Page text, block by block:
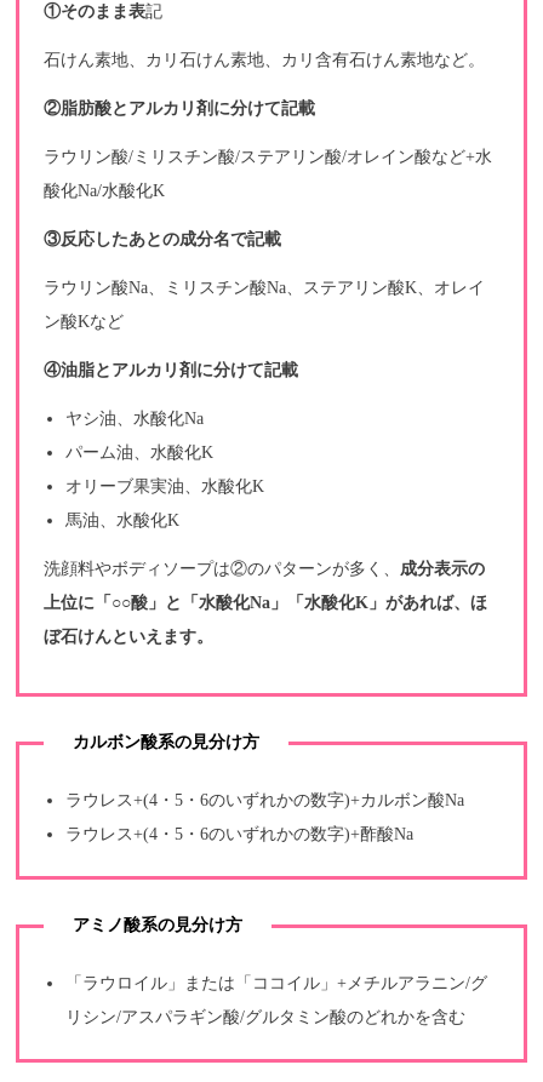
①そのまま表記
石けん素地、カリ石けん素地、カリ含有石けん素地など。
②脂肪酸とアルカリ剤に分けて記載
ラウリン酸/ミリスチン酸/ステアリン酸/オレイン酸など+水
酸化Na/水酸化K
③反応したあとの成分名で記載
ラウリン酸Na、ミリスチン酸Na、ステアリン酸K、オレイ
ン酸Kなど
④油脂とアルカリ剤に分けて記載
ヤシ油、水酸化Na
パーム油、水酸化K
オリーブ果実油、水酸化K
馬油、水酸化K
洗顔料やボディソープは②のパターンが多く、成分表示の
上位に「○○酸」と「水酸化Na」「水酸化K」があれば、ほ
ぼ石けんといえます。
カルボン酸系の見分け方
ラウレス+(4・5・6のいずれかの数字)+カルボン酸Na
ラウレス+(4・5・6のいずれかの数字)+酢酸Na
アミノ酸系の見分け方
「ラウロイル」または「ココイル」+メチルアラニン/グ
リシン/アスパラギン酸/グルタミン酸のどれかを含む